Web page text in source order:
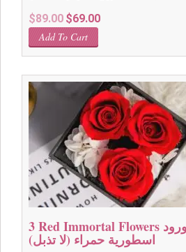
$89.00 Original
price
was:
$69.00Current
Add To Cart
3 Red Immortal Flowers ورود
اسطورية حمراء (لا تذبل)